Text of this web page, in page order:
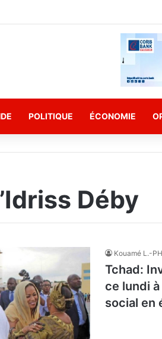
POLITIQUE ÉCONOMIE
Déby
Kouamé L.-
Tchad:
ce lundi à
social en